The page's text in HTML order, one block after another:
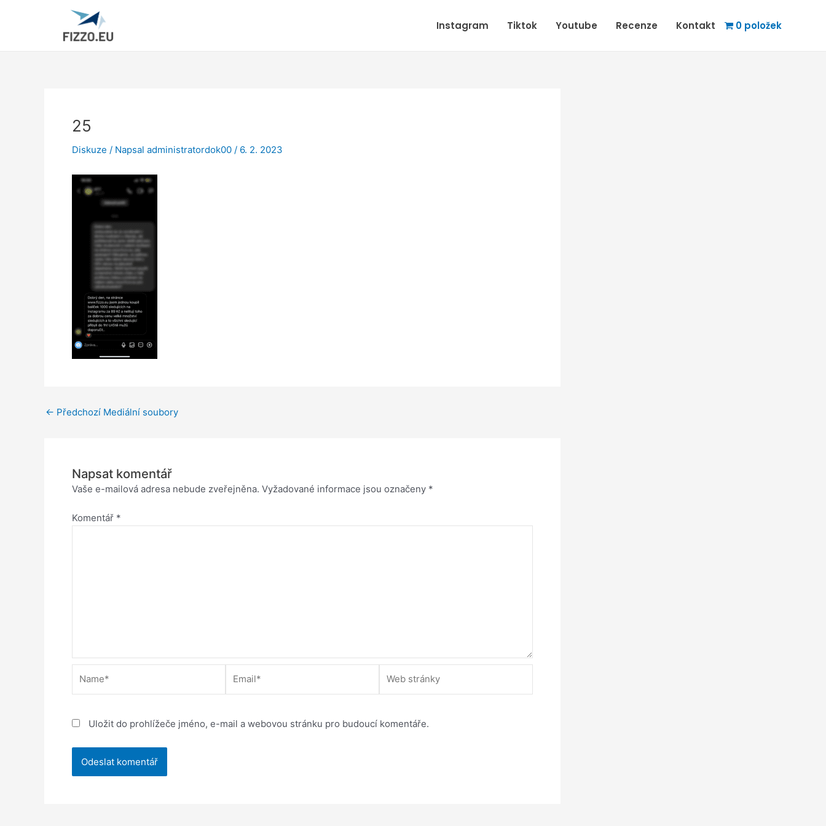
Instagram Tiktok Youtube Recenze Kontakt 0 položek
25
Diskuze / Napsal administratordok00 / 6. 2. 2023
navigation
← Předchozí Mediální soubory
Napsat komentář
Vaše e-mailová adresa nebude zveřejněna. Vyžadované informace jsou označeny *
Komentář *
stránky
Uložit do prohlížeče jméno, e-mail a webovou stránku pro budoucí komentáře.